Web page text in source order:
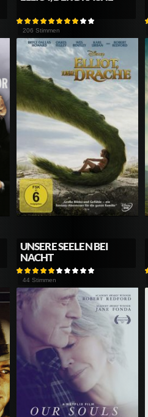
206 Stimmen
UNSERE SEELEN BEI
NACHT
44 Stimmen